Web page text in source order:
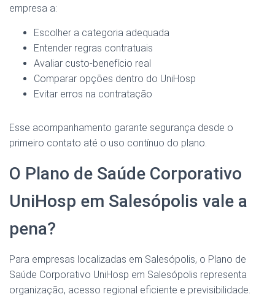
empresa a:
Escolher a categoria adequada
Entender regras contratuais
Avaliar custo-benefício real
Comparar opções dentro do UniHosp
Evitar erros na contratação
Esse acompanhamento garante segurança desde o
primeiro contato até o uso contínuo do plano.
O Plano de Saúde Corporativo
UniHosp em Salesópolis vale a
pena?
Para empresas localizadas em Salesópolis, o Plano de
Saúde Corporativo UniHosp em Salesópolis representa
organização, acesso regional eficiente e previsibilidade.